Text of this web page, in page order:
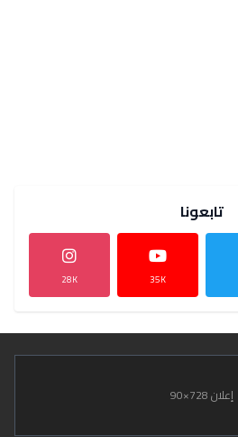
تابعونا
35K
28K
إعلان 728×90